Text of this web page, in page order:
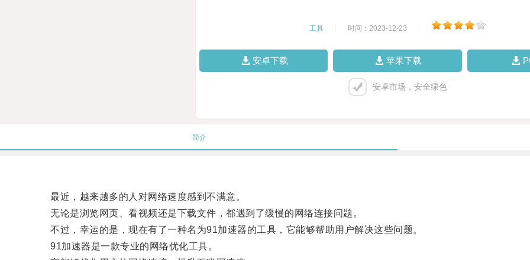
工具 时间：2023-12-23
安卓下载 苹果下载
安卓市场，安全绿色
简介
最近，越来越多的人对网络速度感到不满意。
无论是浏览网页、看视频还是下载文件，都遇到了缓慢的网络连接问题。
不过，幸运的是，现在有了一种名为91加速器的工具，它能够帮助用户解决这些问题。
91加速器是一款专业的网络优化工具。